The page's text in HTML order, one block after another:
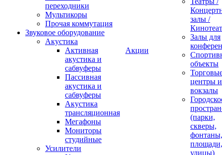
переходники
Мультикоры
Прочая коммутация
Звуковое оборудование
Акустика
Активная
акустика и
сабвуферы
Пассивная
акустика и
сабвуферы
Акустика
трансляционная
Мегафоны
Мониторы
студийные
Усилители
Акции
залы /
Залы для
объекты
центры и
вокзалы
(парки,
скверы,
фонтаны,
площади,
улицы)